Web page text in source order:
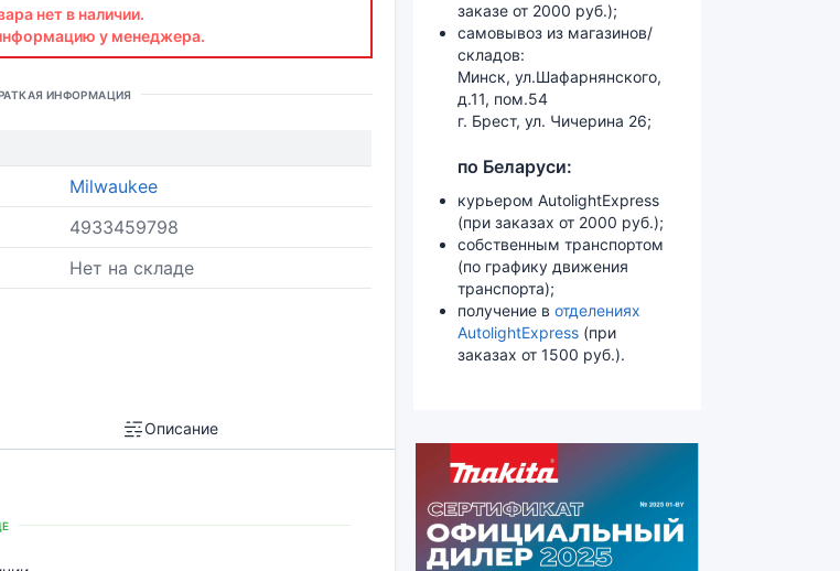
нет в наличии.
у менеджера.
ИНФОРМАЦИЯ
Milwaukee
4933459798
Нет на складе
Описание
заказе от 2000 руб.);
самовывоз из магазинов/
складов:
Минск, ул.Шафарнянского,
д.11, пом.54
г. Брест, ул. Чичерина 26;
по Беларуси:
курьером AutolightExpress
(при заказах от 2000 руб.);
собственным транспортом
(по графику движения
транспорта);
получение в отделениях
AutolightExpress (при
заказах от 1500 руб.).